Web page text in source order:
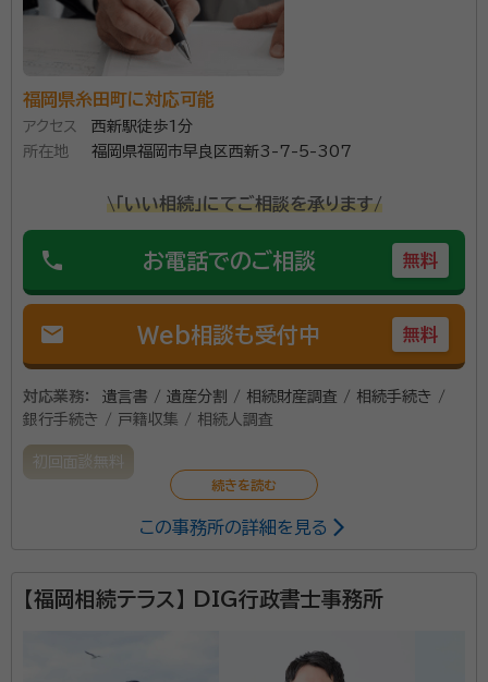
相続業務を中心に、遺言など、相談を含め対応いたしま
す。ご依頼いただいた業務は、誠実さをもってスタッフ
一同、これにあたっています。また、当事務所で完結で
きるよう諸仕業と連携を深め対応させていただいてい
ます。
所属団体： 福岡県行政書士会
福岡県糸田町に対応可能
アクセス
西新駅徒歩1分
所在地
福岡県福岡市早良区西新3-7-5-307
\「いい相続」にてご相談を承ります/
phone お電話でのご相談 無料
mail Web相談も受付中 無料
対応業務：
遺言書 / 遺産分割 / 相続財産調査 / 相続手続き /
銀行手続き / 戸籍収集 / 相続人調査
初回面談無料
この事務所の詳細を見る
【福岡相続テラス】 DIG行政書士事務所